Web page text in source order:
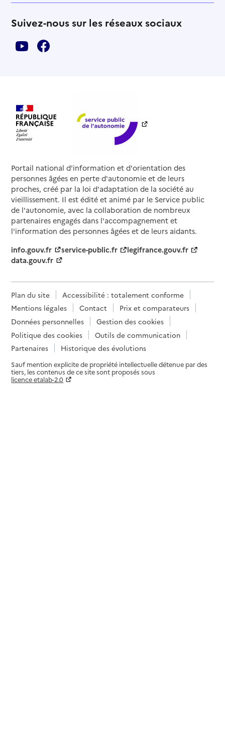
Suivez-nous sur les réseaux sociaux
Portail national d'information et d'orientation des
personnes âgées en perte d'autonomie et de leurs
proches, créé par la loi d'adaptation de la société au
vieillissement. Il est édité et animé par le Service public
de l'autonomie, avec la collaboration de nombreux
partenaires engagés dans l'accompagnement et
l'information des personnes âgées et de leurs aidants.
info.gouv.fr
service-public.fr
legifrance.gouv.fr
data.gouv.fr
Plan du site
Accessibilité : totalement conforme
Mentions légales
Contact
Prix et comparateurs
Données personnelles
Gestion des cookies
Politique des cookies
Outils de communication
Partenaires
Historique des évolutions
Sauf mention explicite de propriété intellectuelle détenue par des
tiers, les contenus de ce site sont proposés sous
licence etalab-2.0